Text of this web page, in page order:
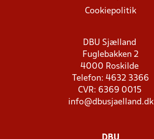
Cookiepolitik
DBU Sjælland
Fuglebakken 2
4000 Roskilde
Telefon: 4632 3366
CVR: 6369 0015
info@dbusjaelland.dk